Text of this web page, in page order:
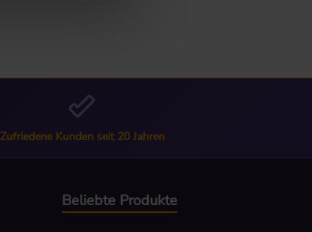
Zufriedene Kunden seit 20 Jahren
Beliebte Produkte